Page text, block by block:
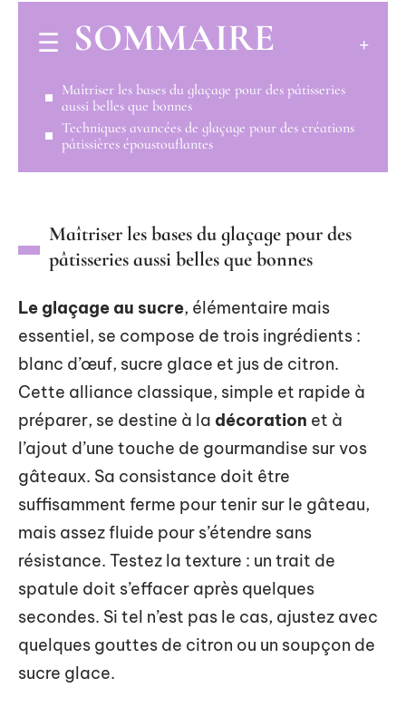
SOMMAIRE
Maîtriser les bases du glaçage pour des pâtisseries
aussi belles que bonnes
Techniques avancées de glaçage pour des créations
pâtissières époustouflantes
Maîtriser les bases du glaçage pour des
pâtisseries aussi belles que bonnes
Le glaçage au sucre, élémentaire mais
essentiel, se compose de trois ingrédients :
blanc d’œuf, sucre glace et jus de citron.
Cette alliance classique, simple et rapide à
préparer, se destine à la décoration et à
l’ajout d’une touche de gourmandise sur vos
gâteaux. Sa consistance doit être
suffisamment ferme pour tenir sur le gâteau,
mais assez fluide pour s’étendre sans
résistance. Testez la texture : un trait de
spatule doit s’effacer après quelques
secondes. Si tel n’est pas le cas, ajustez avec
quelques gouttes de citron ou un soupçon de
sucre glace.